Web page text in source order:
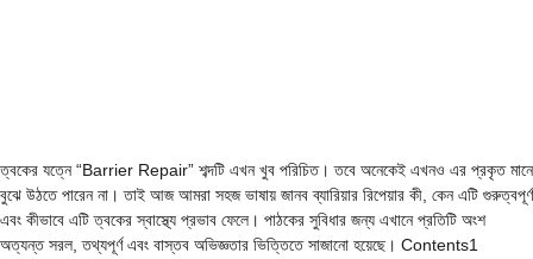
ত্বকের যত্নে “Barrier Repair” শব্দটি এখন খুব পরিচিত। তবে অনেকেই এখনও এর প্রকৃত মানে
বুঝে উঠতে পারেন না। তাই আজ আমরা সহজ ভাষায় জানব ব্যারিয়ার রিপেয়ার কী, কেন এটি গুরুত্বপূর্ণ
এবং কীভাবে এটি ত্বকের স্বাস্থ্যে প্রভাব ফেলে। পাঠকের সুবিধার জন্য এখানে প্রতিটি অংশ
অত্যন্ত সরল, তথ্যপূর্ণ এবং বাস্তব অভিজ্ঞতার ভিত্তিতে সাজানো হয়েছে। Contents1